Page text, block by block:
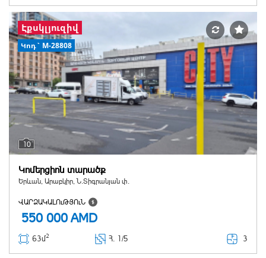
10
Կոդ` M-28808
Էքսկլյուզիվ
Կոմերցիոն տարածք
Երևան, Արաբկիր, Ն.Տիգրանյան փ.
ՎԱՐՁԱԿԱԼՈւԹՅՈւՆ
550 000 AMD
63մ2 Հ. 1/5 3